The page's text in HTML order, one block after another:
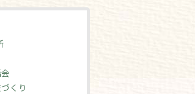
くり